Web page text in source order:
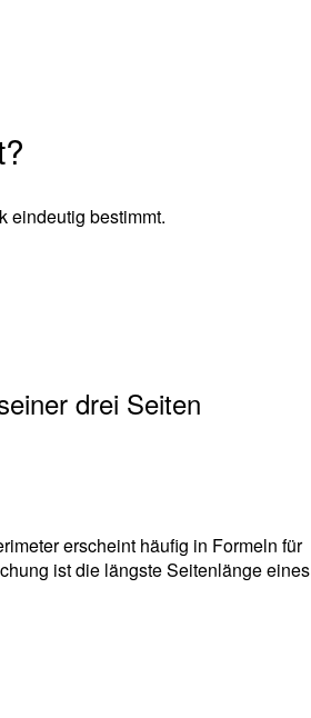
eindeutig bestimmt.
drei Seiten
erscheint häufig in Formeln für
ist die längste Seitenlänge eines